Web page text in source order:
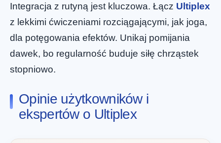
Integracja z rutyną jest kluczowa. Łącz Ultiplex
z lekkimi ćwiczeniami rozciągającymi, jak joga,
dla potęgowania efektów. Unikaj pomijania
dawek, bo regularność buduje siłę chrząstek
stopniowo.
Opinie użytkowników i
ekspertów o Ultiplex